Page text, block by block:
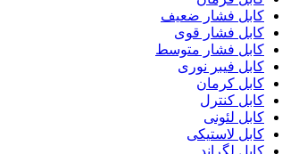
کابل فشار ضعیف
کابل فشار قوی
کابل فشار متوسط
کابل فیبر نوری
کابل کرمان
کابل کنترل
کابل لئونی
کابل لاستیکی